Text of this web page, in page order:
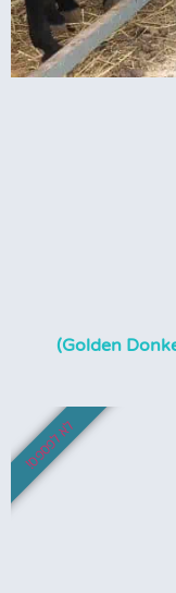
לא לפספס!